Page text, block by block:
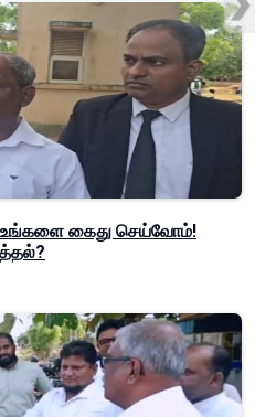
உங்களை கைது செய்வோம்!